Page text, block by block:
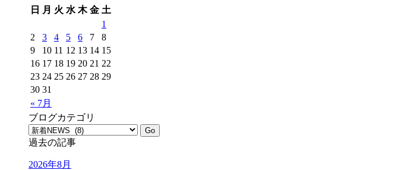
日
月 火 水 木 金 土
« 7月
1
2
3 4 5 6 7
8
9
10 11 12 13 14 15
16 17 18 19 20 21 22
23 24 25 26 27 28 29
30 31
ブログカテゴリ
過去の記事
2026年8月